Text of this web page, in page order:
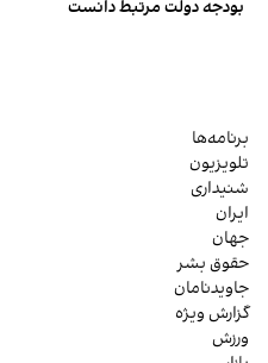
بودجه دولت مرتبط دانست
برنامه‌ها
تلویزیون
شنیداری
ایران
جهان
حقوق بشر
جاویدنامان
گزارش ویژه
ورزش